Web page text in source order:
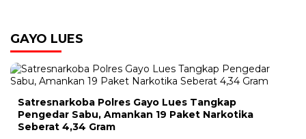
GAYO LUES
Satresnarkoba Polres Gayo Lues Tangkap
Pengedar Sabu, Amankan 19 Paket Narkotika
Seberat 4,34 Gram